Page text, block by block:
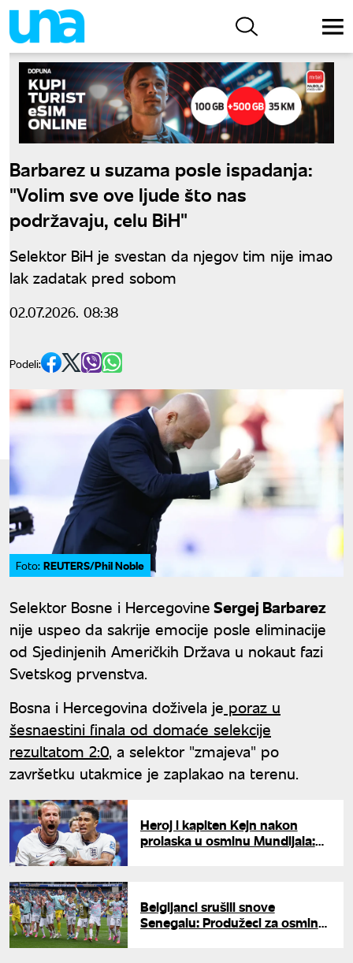
Barbarez u suzama posle ispadanja:
"Volim sve ove ljude što nas
podržavaju, celu BiH"
Selektor BiH je svestan da njegov tim nije imao
lak zadatak pred sobom
02.07.2026. 08:38
Podeli:
Foto: REUTERS/Phil Noble
Selektor Bosne i HercegovineSergej Barbarez
nije uspeo da sakrije emocije posle eliminacije
od Sjedinjenih Američkih Država u nokaut fazi
Svetskog prvenstva.
Bosna i Hercegovina doživela je poraz u
šesnaestini finala od domaće selekcije
rezultatom 2:0, a selektor "zmajeva" po
završetku utakmice je zaplakao na terenu.
Heroj i kapiten Kejn nakon
prolaska u osminu Mundijala:
Belgijanci srušili snove
Senegalu: Produžeci za osminu